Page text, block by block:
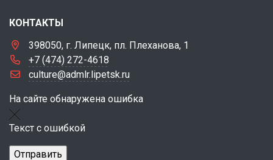
КОНТАКТЫ
398050, г. Липецк, пл. Плеханова, 1
+7 (474) 272-4618
culture@admlr.lipetsk.ru
На сайте обнаружена ошибка
Текст с ошибкой